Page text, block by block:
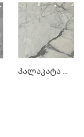
Კალაკატა თეთრი ნატურალური ქვის მარმარილო ნაცრისფერი შეფერილობით და ნახატით